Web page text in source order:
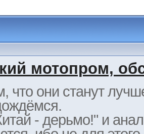
мотопром,
они станут
- дерьмо!" и